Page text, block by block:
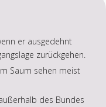
er ausgedehnt
zurückgehen.
Saum sehen meist
des Bundes